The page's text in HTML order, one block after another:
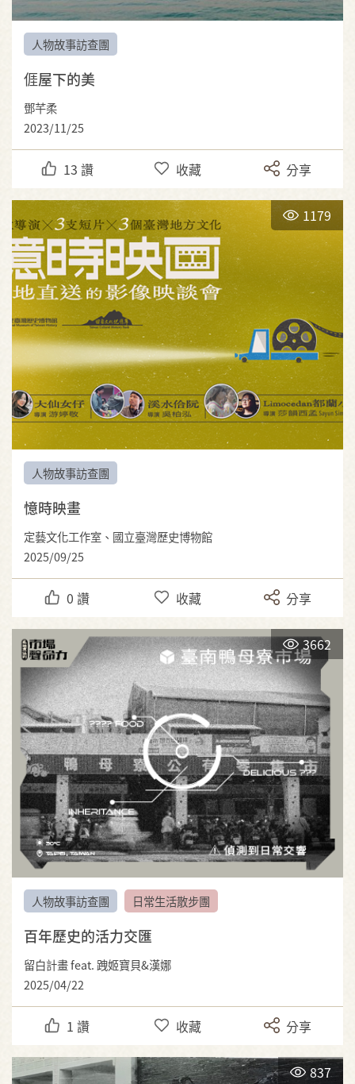
人物故事訪查團
𠊎屋下的美
鄧芊柔
2023/11/25
13 讚 收藏 分享
1179
人物故事訪查團
憶時映畫
定藝文化工作室、國立臺灣歷史博物館
2025/09/25
0 讚 收藏 分享
3662
人物故事訪查團 日常生活散步團
百年歷史的活力交匯
留白計畫 feat. 跩姬寶貝&漢娜
2025/04/22
1 讚 收藏 分享
837